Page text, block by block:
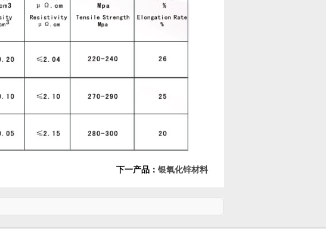
下一产品： 银氧化锌材料